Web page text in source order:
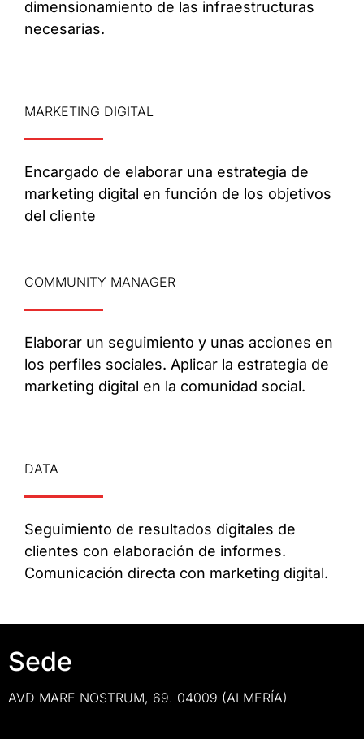
dimensionamiento de las infraestructuras
necesarias.
MARKETING DIGITAL
Encargado de elaborar una estrategia de
marketing digital en función de los objetivos
del cliente
COMMUNITY MANAGER
Elaborar un seguimiento y unas acciones en
los perfiles sociales. Aplicar la estrategia de
marketing digital en la comunidad social.
DATA
Seguimiento de resultados digitales de
clientes con elaboración de informes.
Comunicación directa con marketing digital.
Sede
AVD MARE NOSTRUM, 69. 04009 (ALMERÍA)